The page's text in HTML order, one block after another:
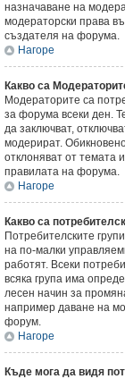
назначаване на
модераторски права
създателя на форума.
Нагоре
Какво са
Модераторите са
за форума всеки ден.
да заключват,
модерират.
отклоняват от темата
правилата на форума.
Нагоре
Какво са
Потребителските
на по-малки
работят. Всеки
всяка група има
лесен начин за
например даване на
форум.
Нагоре
Къде мога да видя